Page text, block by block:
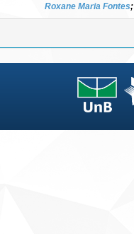
Roxane Maria Fontes;